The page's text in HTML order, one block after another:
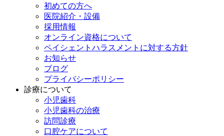
初めての方へ
医院紹介・設備
採用情報
オンライン資格について
ペイシェントハラスメントに対する方針
お知らせ
ブログ
プライバシーポリシー
診療について
小児歯科
小児歯科の治療
訪問診療
口腔ケアについて